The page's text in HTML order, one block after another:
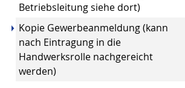
Betriebsleitung siehe dort)
Kopie Gewerbeanmeldung (kann
nach Eintragung in die
Handwerksrolle nachgereicht
werden)